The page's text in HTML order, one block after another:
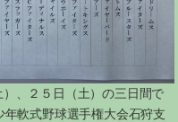
、２５日（土）の三日間で
軟式野球選手権大会石狩支